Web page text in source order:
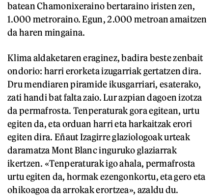
batean Chamonixeraino bertaraino iristen zen,
1.000 metroraino. Egun, 2.000 metroan amaitzen
da haren mingaina.
Klima aldaketaren eraginez, badira beste zenbait
ondorio: harri erorketa izugarriak gertatzen dira.
Dru mendiaren piramide ikusgarriari, esaterako,
zati handi bat falta zaio. Lur azpian dagoen izotza
da permafrosta. Tenperaturak gora egitean, urtu
egiten da, eta orduan harri eta harkaitzak erori
egiten dira. Eñaut Izagirre glaziologoak urteak
daramatza Mont Blanc inguruko glaziarrak
ikertzen. «Tenperaturak igo ahala, permafrosta
urtu egiten da, hormak ezengonkortu, eta gero eta
ohikoagoa da arrokak erortzea», azaldu du.